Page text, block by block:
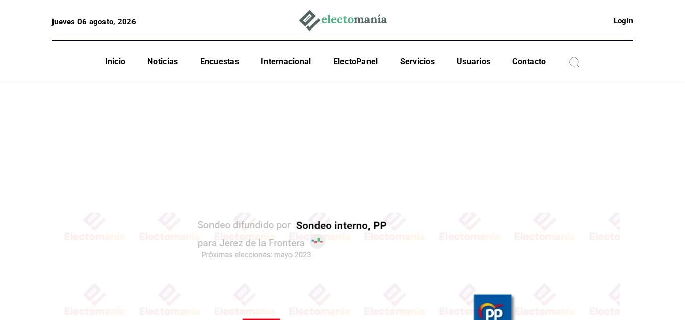
jueves 06 agosto, 2026 Login
Inicio Noticias Encuestas Internacional ElectoPanel Servicios Usuarios Contacto